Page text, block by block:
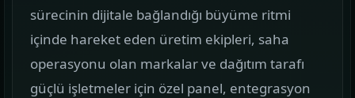
Hizmetler
Web, yazılım, mobil ve pazarlama hizmetlerini
tek yerden görün.
sürecinin dijitale bağlandığı büyüme ritmi
içinde hareket eden üretim ekipleri, saha
operasyonu olan markalar ve dağıtım tarafı
güçlü işletmeler için özel panel, entegrasyon